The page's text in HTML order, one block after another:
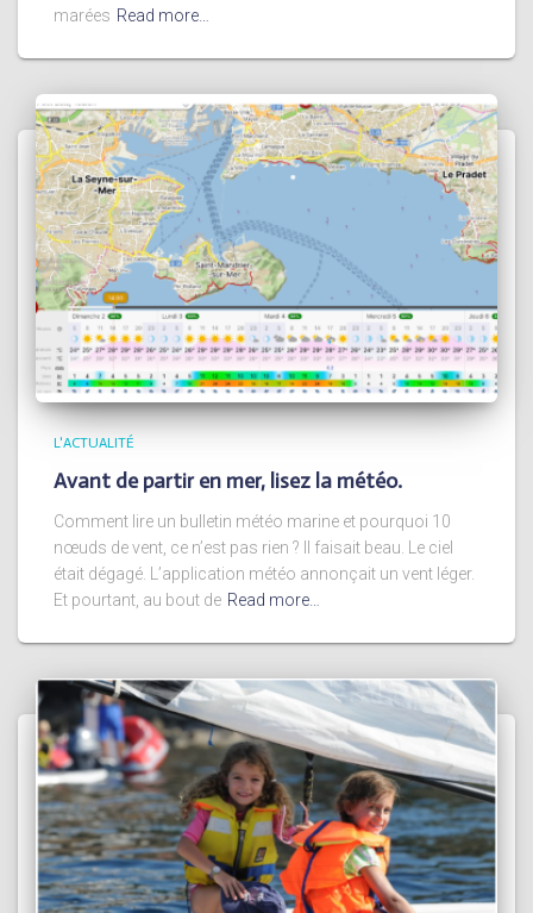
marées Read more…
L'ACTUALITÉ
Avant de partir en mer, lisez la météo.
Comment lire un bulletin météo marine et pourquoi 10
nœuds de vent, ce n’est pas rien ? Il faisait beau. Le ciel
était dégagé. L’application météo annonçait un vent léger.
Et pourtant, au bout de Read more…